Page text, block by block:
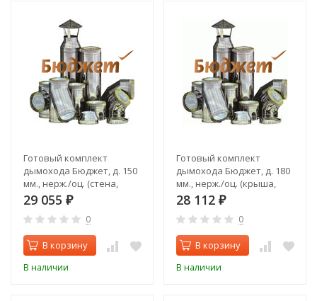
Готовый комплект
дымохода Бюджет, д. 150
мм., нерж./оц. (стена,
задний выход)
29 055 ₽
0
В корзину
В наличии
Готовый комплект
дымохода Бюджет, д. 180
мм., нерж./оц. (крыша,
верхний выход)
28 112 ₽
0
В корзину
В наличии